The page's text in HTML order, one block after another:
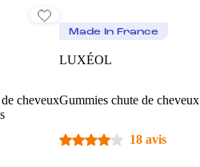
cheveux
Made In France
LUXÉOL
Gummies chute de cheveux
18 avis